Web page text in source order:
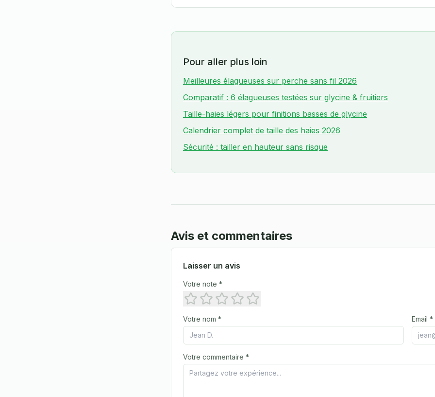
Pour aller plus loin
Meilleures élagueuses sur perche sans fil 2026
Comparatif : 6 élagueuses testées sur glycine & fruitiers
Taille-haies légers pour finitions basses de glycine
Calendrier complet de taille des haies 2026
Sécurité : tailler en hauteur sans risque
Avis et commentaires
Laisser un avis
Votre note *
Votre nom * Email
Votre commentaire *